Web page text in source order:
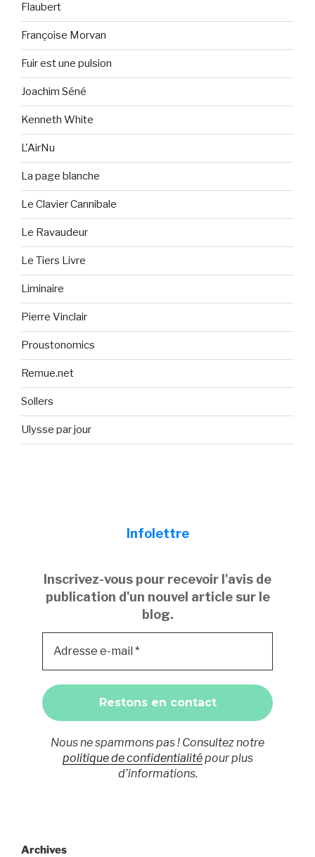
Flaubert
Françoise Morvan
Fuir est une pulsion
Joachim Séné
Kenneth White
L'AirNu
La page blanche
Le Clavier Cannibale
Le Ravaudeur
Le Tiers Livre
Liminaire
Pierre Vinclair
Proustonomics
Remue.net
Sollers
Ulysse par jour
Infolettre
Inscrivez-vous pour recevoir l'avis de
publication d'un nouvel article sur le
blog.
Nous ne spammons pas ! Consultez notre
politique de confidentialitépour plus
d’informations.
Archives